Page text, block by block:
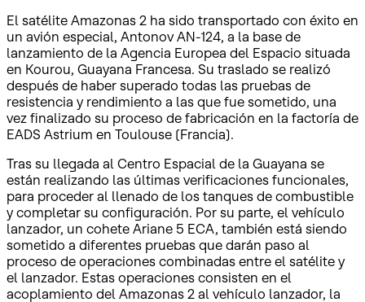
El satélite Amazonas 2 ha sido transportado con éxito en
un avión especial, Antonov AN-124, a la base de
lanzamiento de la Agencia Europea del Espacio situada
en Kourou, Guayana Francesa. Su traslado se realizó
después de haber superado todas las pruebas de
resistencia y rendimiento a las que fue sometido, una
vez finalizado su proceso de fabricación en la factoría de
EADS Astrium en Toulouse (Francia).
Tras su llegada al Centro Espacial de la Guayana se
están realizando las últimas verificaciones funcionales,
para proceder al llenado de los tanques de combustible
y completar su configuración. Por su parte, el vehículo
lanzador, un cohete Ariane 5 ECA, también está siendo
sometido a diferentes pruebas que darán paso al
proceso de operaciones combinadas entre el satélite y
el lanzador. Estas operaciones consisten en el
acoplamiento del Amazonas 2 al vehículo lanzador, la